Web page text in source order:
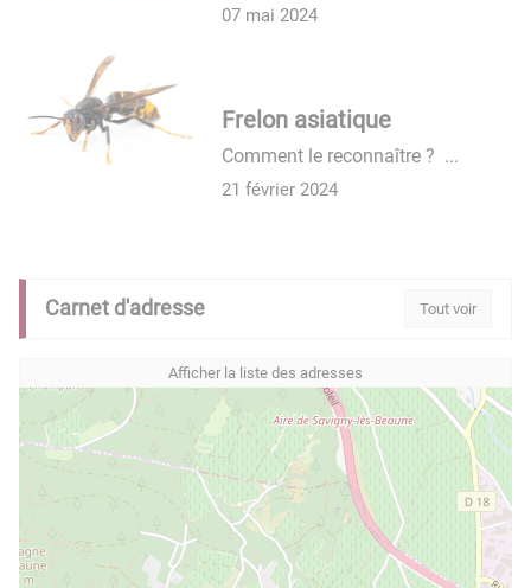
07 mai 2024
Frelon asiatique
Comment le reconnaître ? ...
21 février 2024
Afficher la liste des adresses
Carnet d'adresse Tout voir